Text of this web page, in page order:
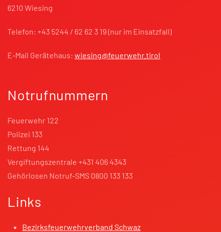
6210 Wiesing
Telefon: +43 5244 / 62 62 3 19 (nur im Einsatzfall)
E-Mail Gerätehaus: wiesing@feuerwehr.tirol
Notrufnummern
Feuerwehr 122
Polizei 133
Rettung 144
Vergiftungszentrale +431 406 4343
Gehörlosen Notruf-SMS 0800 133 133
Links
Bezirksfeuerwehrverband Schwaz